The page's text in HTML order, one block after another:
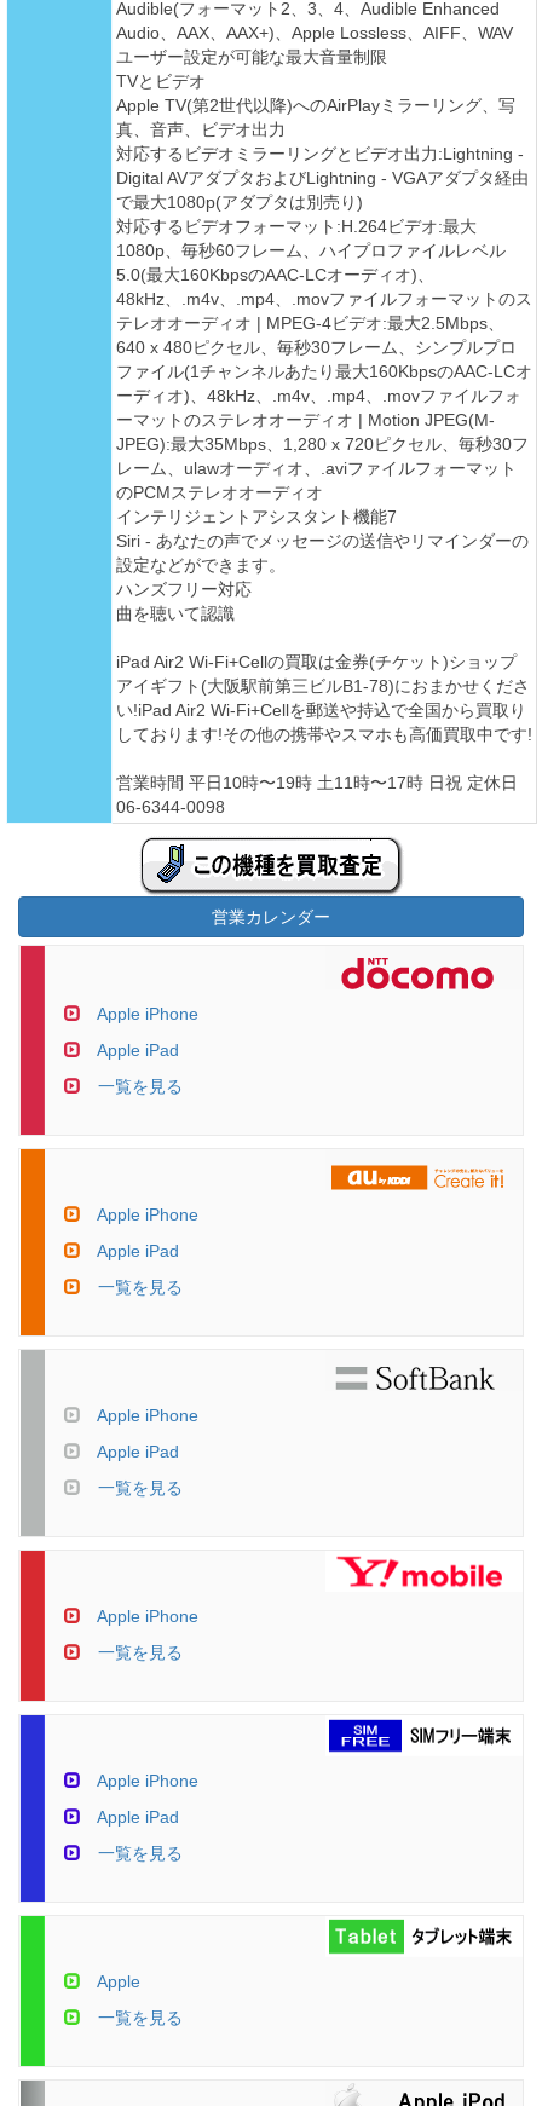
Audible(フォーマット2、3、4、Audible Enhanced
Audio、AAX、AAX+)、Apple Lossless、AIFF、WAV
ユーザー設定が可能な最大音量制限
TVとビデオ
Apple TV(第2世代以降)へのAirPlayミラーリング、写
真、音声、ビデオ出力
対応するビデオミラーリングとビデオ出力:Lightning -
Digital AVアダプタおよびLightning - VGAアダプタ経由
で最大1080p(アダプタは別売り)
対応するビデオフォーマット:H.264ビデオ:最大
1080p、毎秒60フレーム、ハイプロファイルレベル
5.0(最大160KbpsのAAC-LCオーディオ)、
48kHz、.m4v、.mp4、.movファイルフォーマットのス
テレオオーディオ | MPEG-4ビデオ:最大2.5Mbps、
640 x 480ピクセル、毎秒30フレーム、シンプルプロ
ファイル(1チャンネルあたり最大160KbpsのAAC-LCオ
ーディオ)、48kHz、.m4v、.mp4、.movファイルフォ
ーマットのステレオオーディオ | Motion JPEG(M-
JPEG):最大35Mbps、1,280 x 720ピクセル、毎秒30フ
レーム、ulawオーディオ、.aviファイルフォーマット
のPCMステレオオーディオ
インテリジェントアシスタント機能7
Siri - あなたの声でメッセージの送信やリマインダーの
設定などができます。
ハンズフリー対応
曲を聴いて認識
iPad Air2 Wi-Fi+Cellの買取は金券(チケット)ショップ
アイギフト(大阪駅前第三ビルB1-78)におまかせくださ
い!iPad Air2 Wi-Fi+Cellを郵送や持込で全国から買取り
しております!その他の携帯やスマホも高価買取中です!
営業時間 平日10時〜19時 土11時〜17時 日祝 定休日
06-6344-0098
営業カレンダー
Apple iPhone
Apple iPad
一覧を見る
Apple iPhone
Apple iPad
一覧を見る
Apple iPhone
Apple iPad
一覧を見る
Apple iPhone
一覧を見る
Apple iPhone
Apple iPad
一覧を見る
Apple
一覧を見る